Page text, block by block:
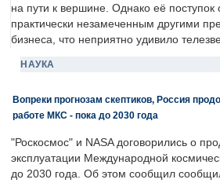
на пути к вершине. Однако её поступок
практически незамеченным другими
бизнеса, что неприятно удивило
НАУКА
Вопреки прогнозам скептиков, Россия
работе МКС - пока до 2030 года
"Роскосмос" и NASA договорились о
эксплуатации Международной
до 2030 года. Об этом сообщил